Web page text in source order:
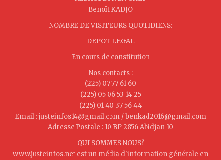
Benoît KADJO
NOMBRE DE VISITEURS QUOTIDIENS:
DEPOT LEGAL
En cours de constitution
Nos contacts :
(225) 07 77 61 60
(225) 05 06 53 14 25
(225) 01 40 37 56 44
Email : justeinfos14@gmail.com / benkad2016@gmail.com
Adresse Postale : 10 BP 2856 Abidjan 10
QUI SOMMES NOUS?
www.justeinfos.net est un média d'information générale en